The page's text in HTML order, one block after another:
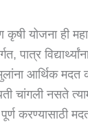
कृषी योजना ही
पात्र
आर्थिक मदत
चांगली नसते
करण्यासाठी